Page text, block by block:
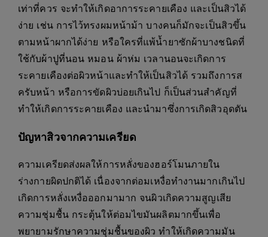
เท่าที่ควร จะทำให้เกิดอาการระคายเคือง และเป็นสิวได้
ง่าย เช่น การไว้ทรงผมหน้าม้า บางคนก็มักจะเป็นสิวขึ้น
ตามหน้าผากได้ง่าย หรือใครที่แพ้น้ำยาซักผ้าบางชนิดที่
ใช้กับผ้าปูที่นอน หมอน ผ้าห่ม เวลานอนจะเกิดการ
ระคายเคืองต่อผิวหน้าและทำให้เป็นสิวได้ รวมถึงการส
ครับหน้า หรือการขัดผิวบ่อยเกินไป ก็เป็นส่วนสำคัญที่
ทำให้เกิดการระคายเคือง และนำมาซึ่งการเกิดสิวอุดตัน
ปัญหาสิวจากความเครียด
ความเครียดส่งผลให้การหลั่งของฮอร์โมนภายใน
ร่างกายผิดปกติได้ เนื่องจากต่อมเหงื่อทำงานมากเกินไป
เกิดการหลั่งเหงื่อออกมามาก จนผิวเกิดความสูญเสีย
ความชุ่มชื้น กระตุ้นให้ต่อมไขมันผลิตมากขึ้นเพื่อ
พยายามรักษาความชุ่มชื้นของผิว ทำให้เกิดความมัน